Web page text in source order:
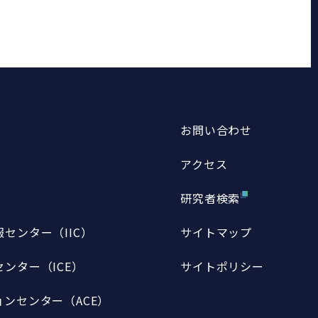
ンター（IIC）
ター（ICE）
センター（ACE）
お問い合わせ
アクセス
研究者検索
サイトマップ
サイトポリシー